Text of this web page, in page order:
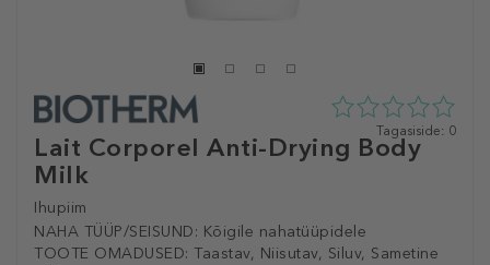
Lait Corporel Anti-Drying Body
Milk
Ihupiim
NAHA TÜÜP/SEISUND: Kõigile nahatüüpidele
TOOTE OMADUSED: Taastav, Niisutav, Siluv, Sametine
0
tähte
Tagasiside: 0